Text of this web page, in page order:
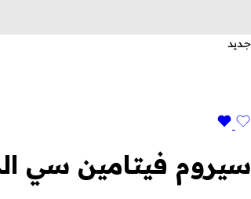
جديد
سيروم فيتامين سي